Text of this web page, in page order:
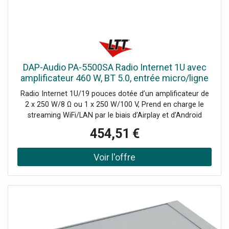
DAP-Audio PA-5500SA Radio Internet 1U avec
amplificateur 460 W, BT 5.0, entrée micro/ligne
et - Lecteur simple CD/DVD et MP3
Radio Internet 1U/19 pouces dotée d’un amplificateur de
2 x 250 W/8 Ω ou 1 x 250 W/100 V, Prend en charge le
streaming WiFi/LAN par le biais d’Airplay et d’Android
AAC+, ALAC, APE, FLAC, MP3 et WAV, BT 5.0 avec aptX
HD, Entrées auxiliaire et microphone à l’avant, 5 entrées de
ligne à l’arrière, Contrôle grâce à la télécommande et à
l’application 4stream, Écran OLED de 1,4 pouce, Le PA-
multimédia. Cet appareil prend en charge plusieurs
sources multimédias (sans fil) telles que le LAN, le WiFi et
l’USB compatible avec les formats AAC, AAC+, ALAC,
454,51 €